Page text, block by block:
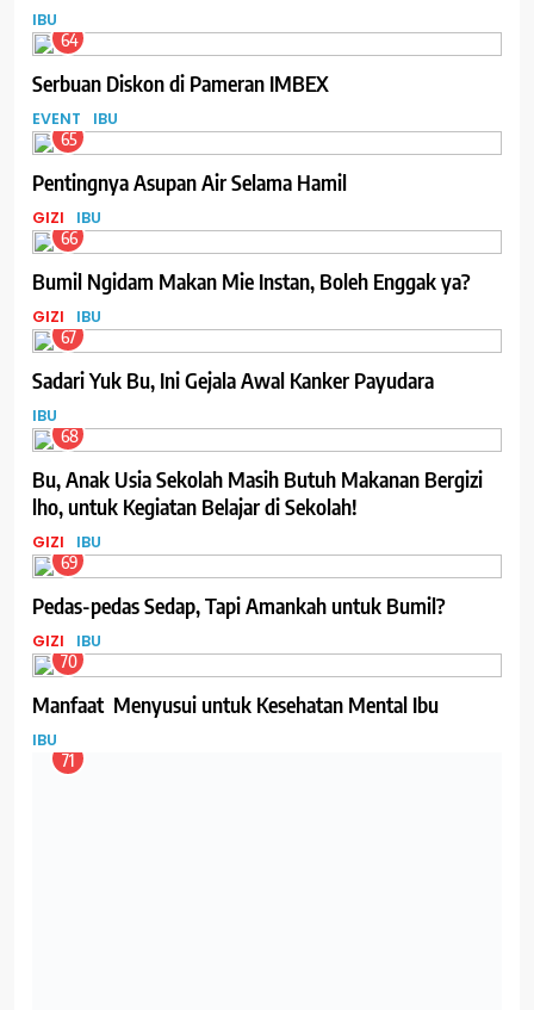
IBU
64
Serbuan Diskon di Pameran IMBEX
EVENT IBU
65
Pentingnya Asupan Air Selama Hamil
GIZI IBU
66
Bumil Ngidam Makan Mie Instan, Boleh Enggak ya?
GIZI IBU
67
Sadari Yuk Bu, Ini Gejala Awal Kanker Payudara
IBU
68
Bu, Anak Usia Sekolah Masih Butuh Makanan Bergizi
lho, untuk Kegiatan Belajar di Sekolah!
GIZI IBU
69
Pedas-pedas Sedap, Tapi Amankah untuk Bumil?
GIZI IBU
70
Manfaat Menyusui untuk Kesehatan Mental Ibu
IBU
71